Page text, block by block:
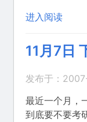
进入阅读
11月7日
发布于：
最近一个月，
到底要不要考